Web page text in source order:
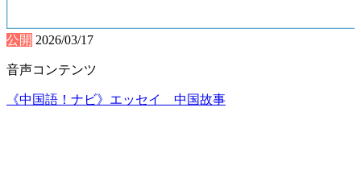
公開 2026/03/17
音声コンテンツ
《中国語！ナビ》エッセイ 中国故事